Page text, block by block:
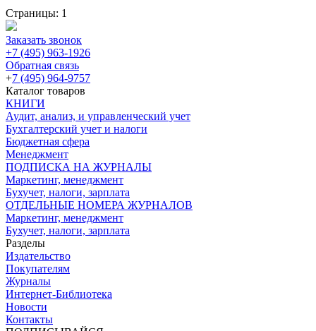
Страницы: 1
Заказать звонок
+7 (495) 963-1926
Обратная связь
+7 (495) 964-9757
Каталог товаров
КНИГИ
Аудит, анализ, и управленческий учет
Бухгалтерский учет и налоги
Бюджетная сфера
Менеджмент
ПОДПИСКА НА ЖУРНАЛЫ
Маркетинг, менеджмент
Бухучет, налоги, зарплата
ОТДЕЛЬНЫЕ НОМЕРА ЖУРНАЛОВ
Маркетинг, менеджмент
Бухучет, налоги, зарплата
Разделы
Издательство
Покупателям
Журналы
Интернет-Библиотека
Новости
Контакты